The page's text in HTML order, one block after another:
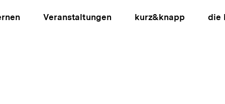
Veranstaltungen kurz&knapp die